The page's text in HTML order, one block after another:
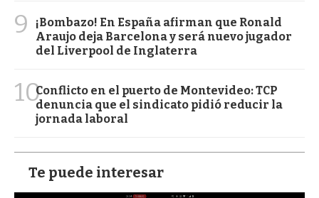
9
¡Bombazo! En España afirman que Ronald
Araujo deja Barcelona y será nuevo jugador
del Liverpool de Inglaterra
10Conflicto en el puerto de Montevideo: TCP
denuncia que el sindicato pidió reducir la
jornada laboral
Te puede interesar